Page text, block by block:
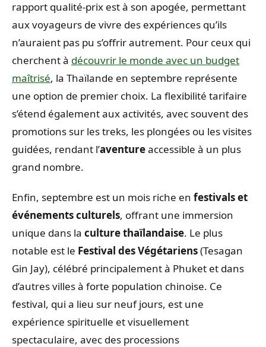
rapport qualité-prix est à son apogée, permettant
aux voyageurs de vivre des expériences qu’ils
n’auraient pas pu s’offrir autrement. Pour ceux qui
cherchent à découvrir le monde avec un budget
maîtrisé, la Thaïlande en septembre représente
une option de premier choix. La flexibilité tarifaire
s’étend également aux activités, avec souvent des
promotions sur les treks, les plongées ou les visites
guidées, rendant l’aventureaccessible à un plus
grand nombre.
Enfin, septembre est un mois riche en festivals et
événements culturels, offrant une immersion
unique dans la culture thaïlandaise. Le plus
notable est le Festival des Végétariens(Tesagan
Gin Jay), célébré principalement à Phuket et dans
d’autres villes à forte population chinoise. Ce
festival, qui a lieu sur neuf jours, est une
expérience spirituelle et visuellement
spectaculaire, avec des processions